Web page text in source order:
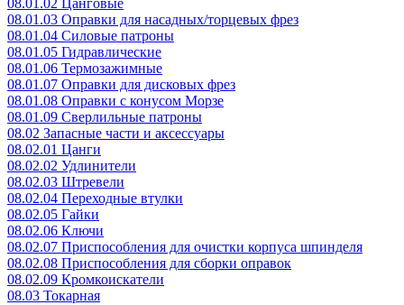
08.01.02 Цанговые
08.01.03 Оправки для насадных/торцевых фрез
08.01.04 Силовые патроны
08.01.05 Гидравлические
08.01.06 Термозажимные
08.01.07 Оправки для дисковых фрез
08.01.08 Оправки с конусом Морзе
08.01.09 Сверлильные патроны
08.02 Запасные части и аксессуары
08.02.01 Цанги
08.02.02 Удлинители
08.02.03 Штревели
08.02.04 Переходные втулки
08.02.05 Гайки
08.02.06 Ключи
08.02.07 Приспособления для очистки корпуса шпинделя
08.02.08 Приспособления для сборки оправок
08.02.09 Кромкоискатели
08.03 Токарная